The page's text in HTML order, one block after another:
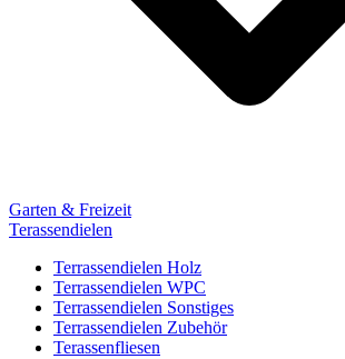
Garten & Freizeit
Terassendielen
Terrassendielen Holz
Terrassendielen WPC
Terrassendielen Sonstiges
Terrassendielen Zubehör
Terassenfliesen